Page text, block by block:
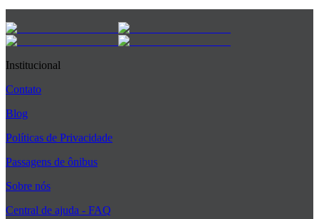
Institucional
Contato
Blog
Políticas de Privacidade
Passagens de ônibus
Sobre nós
Central de ajuda - FAQ